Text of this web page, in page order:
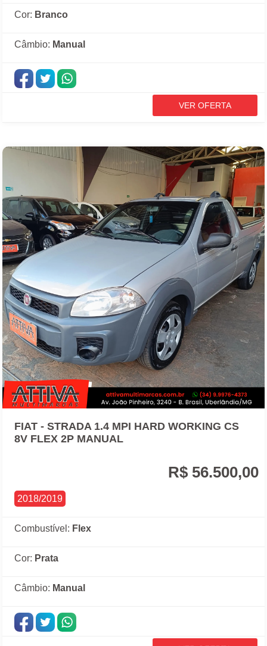
Cor: Branco
Câmbio: Manual
FIAT - STRADA 1.4 MPI HARD WORKING CS
8V FLEX 2P MANUAL
R$ 56.500,00
2018/2019
Combustível: Flex
Cor: Prata
Câmbio: Manual